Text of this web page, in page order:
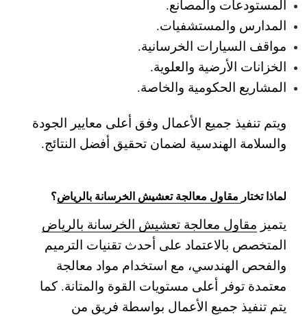
المستودعات والمصانع.
المدارس والمستشفيات.
مواقف السيارات الخرسانية.
الخزانات الأرضية والعلوية.
المشاريع الحكومية والخاصة.
ويتم تنفيذ جميع الأعمال وفق أعلى معايير الجودة
والسلامة الهندسية لضمان تحقيق أفضل النتائج.
لماذا تختار مقاول معالجة تعشيش الخرسانة بالرياض؟
يتميز مقاول معالجة تعشيش الخرسانة بالرياض
المتخصص بالاعتماد على أحدث تقنيات الترميم
والفحص الهندسي، مع استخدام مواد معالجة
معتمدة توفر أعلى مستويات القوة والمتانة. كما
يتم تنفيذ جميع الأعمال بواسطة فريق من